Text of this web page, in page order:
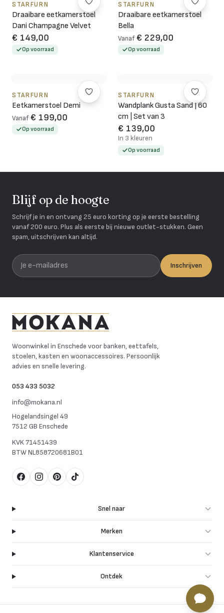
STARFURN
Draaibare eetkamerstoel
Dani Champagne Velvet
€ 149,00
Op voorraad
STARFURN
Draaibare eetkamerstoel
Bella
Vanaf € 229,00
Op voorraad
STARFURN
Eetkamerstoel Demi
Vanaf € 199,00
Op voorraad
STARFURN
Wandplank Gusta Sand | 60
cm | Set van 3
€ 139,00
In 3 kleuren
Op voorraad
Blijf op de hoogte
Schrijf je in en ontvang 25 euro korting op je eerste bestelling
vanaf 200 euro. Plus als eerste bij nieuwe outlet-stukken. Geen
spam, uitschrijven kan altijd.
Je e-mailadres
Inschrijven
Woonwinkel in Enschede voor banken, eettafels,
stoelen, kasten en woonaccessoires. Persoonlijk
advies en snelle levering.
053 433 5032
info@mokana.nl
Hogelandsingel 49
7512 GB Enschede
KVK71451439
BTWNL858720681B01
FacebookInstagram
Pinterest
TikTok
Snel naar
Merken
Klantenservice
Ontdek